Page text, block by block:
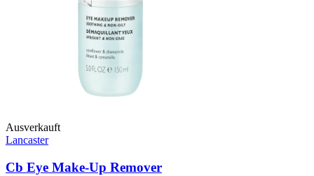
Ausverkauft
Lancaster
Cb Eye Make-Up Remover